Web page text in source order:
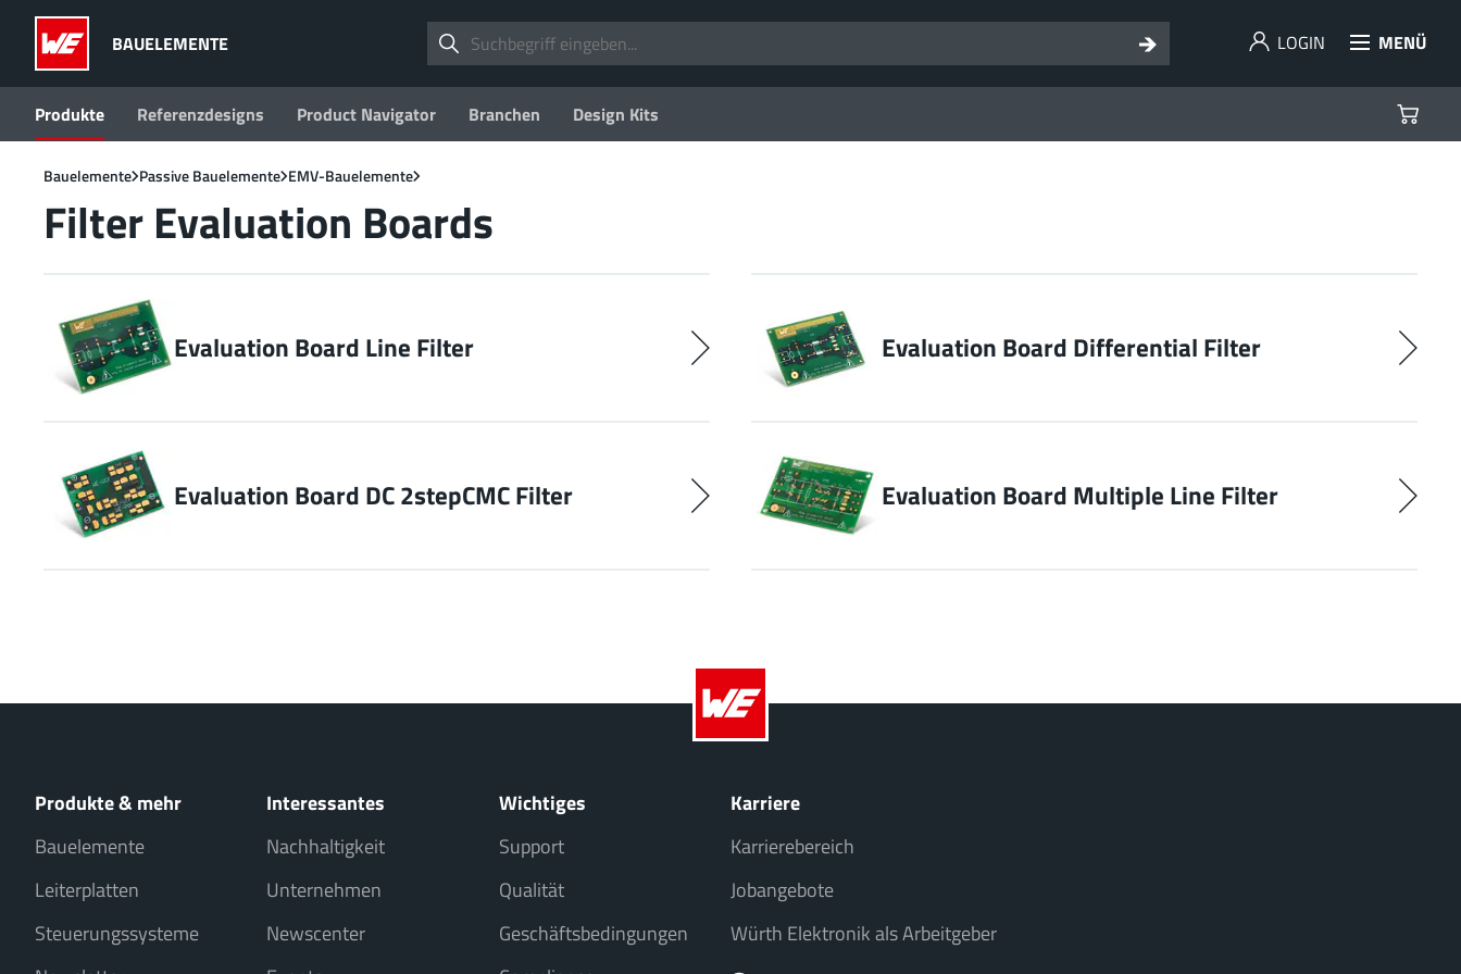
BAUELEMENTE LOGIN MENÜ
Produkte Referenzdesigns Product Navigator Branchen Design Kits
Bauelemente Passive Bauelemente EMV-Bauelemente
Filter Evaluation Boards
Evaluation Board Line Filter Evaluation Board Differential Filter
Evaluation Board DC 2stepCMC Filter Evaluation Board Multiple Line Filter
Produkte & mehr
Bauelemente
Leiterplatten
Steuerungssysteme
Interessantes
Nachhaltigkeit
Unternehmen
Newscenter
Wichtiges
Support
Qualität
Geschäftsbedingungen
Karriere
Karrierebereich
Jobangebote
Würth Elektronik als Arbeitgeber